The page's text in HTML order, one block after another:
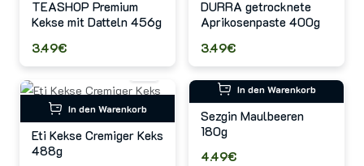
TEASHOP Premium
Kekse mit Datteln 456g
3.49€
DURRA getrocknete
Aprikosenpaste 400g
3.49€
In den Warenkorb
Eti Kekse Cremiger Keks
488g
In den Warenkorb
Sezgin Maulbeeren
180g
4.49€